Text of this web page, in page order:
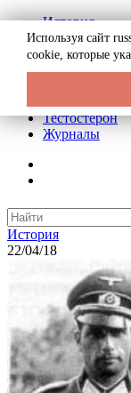
История
Биография
Криминал
Реклама на
Тестостерон
Журналы
История
22/04/18
Используя сайт
cookie, которые